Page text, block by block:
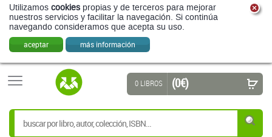
Utilizamos cookies propias y de terceros para mejorar
nuestros servicios y facilitar la navegación. Si continúa
navegando consideramos que acepta su uso.
aceptar más información
0 LIBROS (0 €)